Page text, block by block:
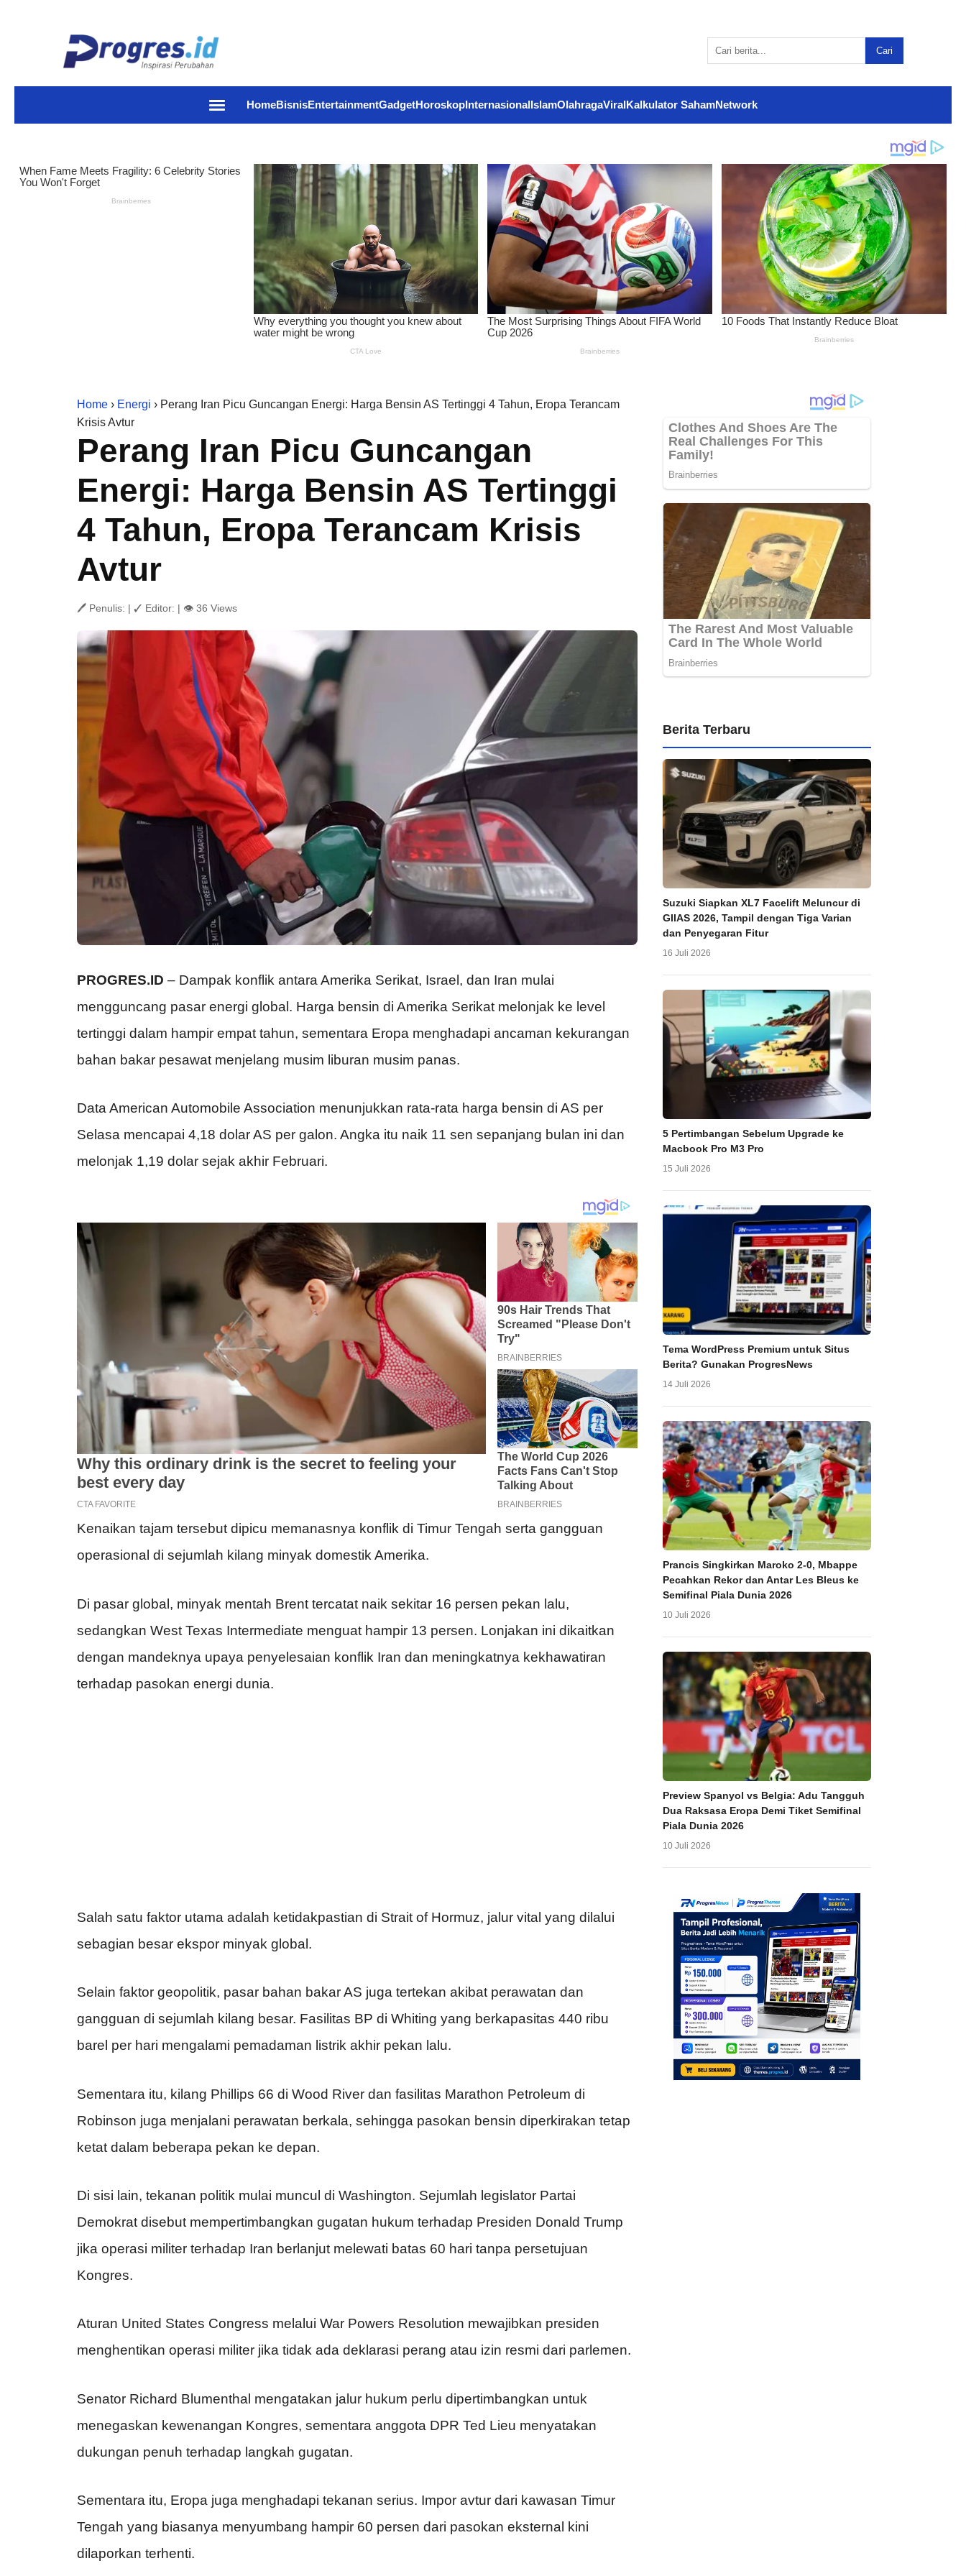
Cari
HomeBisnisEntertainmentGadgetHoroskopInternasionalIslamOlahragaViralKalkulator SahamNetwork
Home › Energi › Perang Iran Picu Guncangan Energi: Harga Bensin AS Tertinggi 4 Tahun, Eropa Terancam
Krisis Avtur
Perang Iran Picu Guncangan
Energi: Harga Bensin AS Tertinggi
4 Tahun, Eropa Terancam Krisis
Avtur
🖊 Penulis: | ✓ Editor: | 👁 36 Views
PROGRES.ID – Dampak konflik antara Amerika Serikat, Israel, dan Iran mulai
mengguncang pasar energi global. Harga bensin di Amerika Serikat melonjak ke level
tertinggi dalam hampir empat tahun, sementara Eropa menghadapi ancaman kekurangan
bahan bakar pesawat menjelang musim liburan musim panas.
Data American Automobile Association menunjukkan rata-rata harga bensin di AS per
Selasa mencapai 4,18 dolar AS per galon. Angka itu naik 11 sen sepanjang bulan ini dan
melonjak 1,19 dolar sejak akhir Februari.
Kenaikan tajam tersebut dipicu memanasnya konflik di Timur Tengah serta gangguan
operasional di sejumlah kilang minyak domestik Amerika.
Di pasar global, minyak mentah Brent tercatat naik sekitar 16 persen pekan lalu,
sedangkan West Texas Intermediate menguat hampir 13 persen. Lonjakan ini dikaitkan
dengan mandeknya upaya penyelesaian konflik Iran dan meningkatnya kekhawatiran
terhadap pasokan energi dunia.
Salah satu faktor utama adalah ketidakpastian di Strait of Hormuz, jalur vital yang dilalui
sebagian besar ekspor minyak global.
Selain faktor geopolitik, pasar bahan bakar AS juga tertekan akibat perawatan dan
gangguan di sejumlah kilang besar. Fasilitas BP di Whiting yang berkapasitas 440 ribu
barel per hari mengalami pemadaman listrik akhir pekan lalu.
Sementara itu, kilang Phillips 66 di Wood River dan fasilitas Marathon Petroleum di
Robinson juga menjalani perawatan berkala, sehingga pasokan bensin diperkirakan tetap
ketat dalam beberapa pekan ke depan.
Di sisi lain, tekanan politik mulai muncul di Washington. Sejumlah legislator Partai
Demokrat disebut mempertimbangkan gugatan hukum terhadap Presiden Donald Trump
jika operasi militer terhadap Iran berlanjut melewati batas 60 hari tanpa persetujuan
Kongres.
Aturan United States Congress melalui War Powers Resolution mewajibkan presiden
menghentikan operasi militer jika tidak ada deklarasi perang atau izin resmi dari parlemen.
Senator Richard Blumenthal mengatakan jalur hukum perlu dipertimbangkan untuk
menegaskan kewenangan Kongres, sementara anggota DPR Ted Lieu menyatakan
dukungan penuh terhadap langkah gugatan.
Sementara itu, Eropa juga menghadapi tekanan serius. Impor avtur dari kawasan Timur
Tengah yang biasanya menyumbang hampir 60 persen dari pasokan eksternal kini
dilaporkan terhenti.
Berita Terbaru
Suzuki Siapkan XL7 Facelift Meluncur di
GIIAS 2026, Tampil dengan Tiga Varian
dan Penyegaran Fitur
16 Juli 2026
5 Pertimbangan Sebelum Upgrade ke
Macbook Pro M3 Pro
15 Juli 2026
Tema WordPress Premium untuk Situs
Berita? Gunakan ProgresNews
14 Juli 2026
Prancis Singkirkan Maroko 2-0, Mbappe
Pecahkan Rekor dan Antar Les Bleus ke
Semifinal Piala Dunia 2026
10 Juli 2026
Preview Spanyol vs Belgia: Adu Tangguh
Dua Raksasa Eropa Demi Tiket Semifinal
Piala Dunia 2026
10 Juli 2026